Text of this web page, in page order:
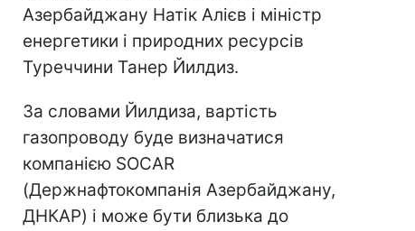
Азербайджану Натік Алієв і міністр
енергетики і природних ресурсів
Туреччини Танер Йилдиз.
За словами Йилдиза, вартість
газопроводу буде визначатися
компанією SOCAR
(Держнафтокомпанія Азербайджану,
ДНКАР) і може бути близька до